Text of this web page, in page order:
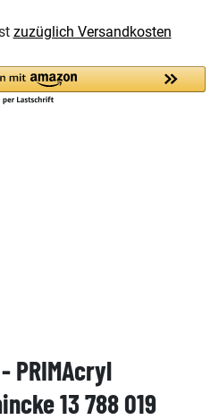
zuzüglich Versandkosten
PRIMAcryl
13 788 019